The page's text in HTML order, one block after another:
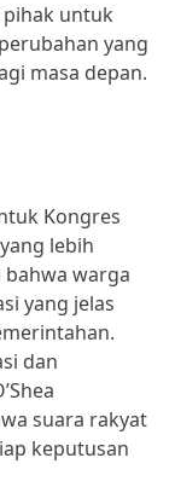
pihak untuk
yang
masa depan.
Kongres
lebih
warga
yang jelas
dan
suara rakyat
keputusan